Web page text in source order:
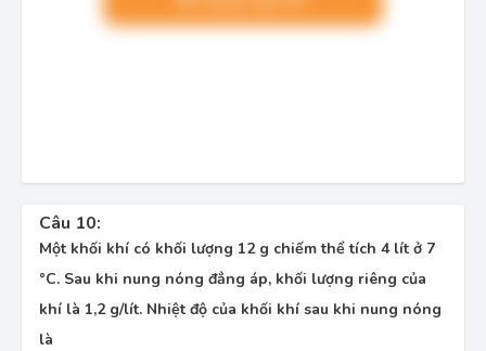
Câu 10:
Một khối khí có khối lượng 12 g chiếm thể tích 4 lít ở 7
°C. Sau khi nung nóng đẳng áp, khối lượng riêng của
khí là 1,2 g/lít. Nhiệt độ của khối khí sau khi nung nóng
là